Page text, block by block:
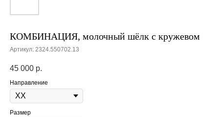
КОМБИНАЦИЯ, молочный шёлк с кружевом
Артикул: 2324.550702.13
45 000 р.
Направление
Размер